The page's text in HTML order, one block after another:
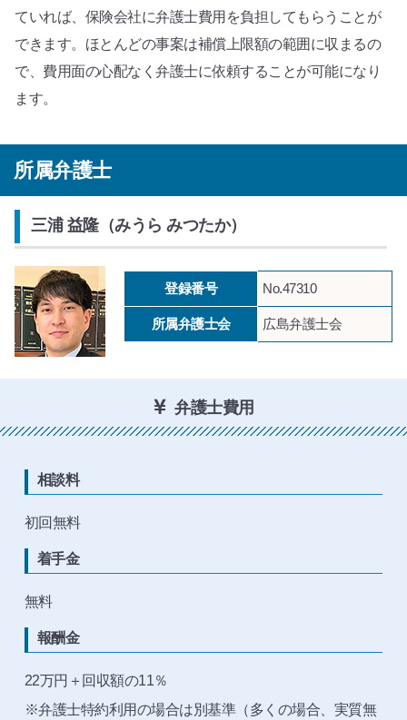
ていれば、保険会社に弁護士費用を負担してもらうことが
できます。ほとんどの事案は補償上限額の範囲に収まるの
で、費用面の心配なく弁護士に依頼することが可能になり
ます。
所属弁護士
三浦 益隆（みうら みつたか）
登録番号 No.47310
所属弁護士会 広島弁護士会
弁護士費用
相談料
初回無料
着手金
無料
報酬金
22万円＋回収額の11％
※弁護士特約利用の場合は別基準（多くの場合、実質無